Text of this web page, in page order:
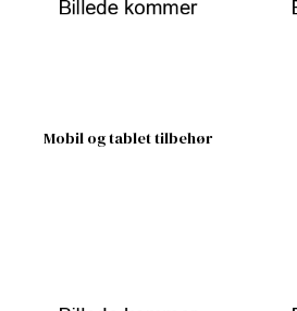
Mobil og tablet tilbehør